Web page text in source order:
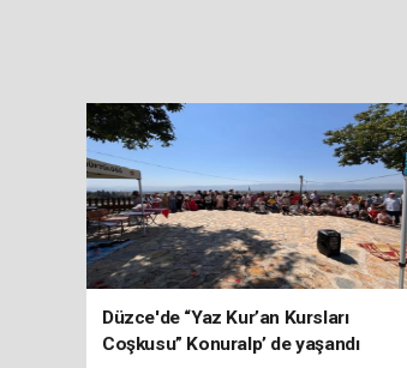
Düzce'de “Yaz Kur’an Kursları
Coşkusu” Konuralp’ de yaşandı